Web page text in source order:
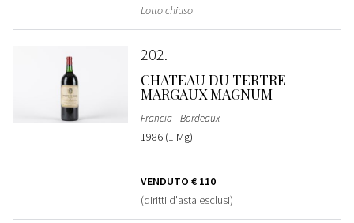
Lotto chiuso
202
CHATEAU DU TERTRE
MARGAUX MAGNUM
Francia - Bordeaux
1986 (1 Mg)
VENDUTO € 110
(diritti d'asta esclusi)